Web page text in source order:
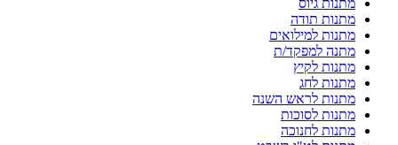
מתנות גיוס
מתנות תודה
מתנות למילואים
מתנה למפקד/ת
מתנות לקיץ
מתנות לחג
מתנות לראש השנה
מתנות לסוכות
מתנות לחנוכה